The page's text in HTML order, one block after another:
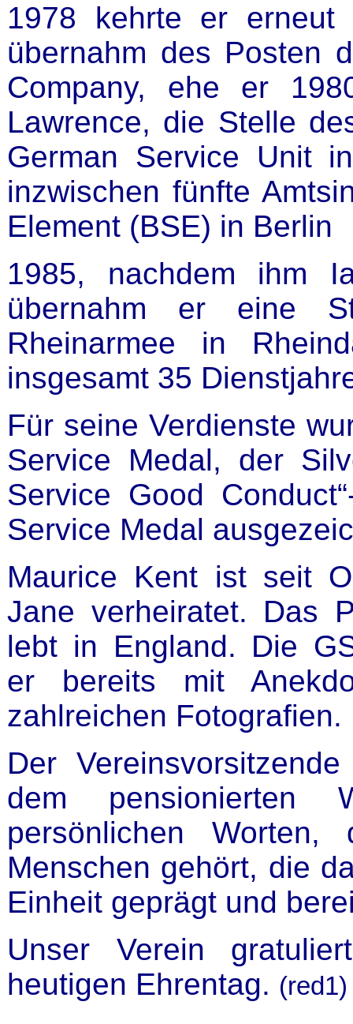
1978 kehrte er erneut
übernahm des Posten
Company, ehe er
Lawrence, die Stelle
German Service Unit
inzwischen fünfte
Element (BSE) in Berlin
1985, nachdem ihm
übernahm er eine
Rheinarmee in
insgesamt 35
Für seine Verdienste
Service Medal, der
Service Good
Service Medal
Maurice Kent ist seit
Jane verheiratet. Das
lebt in England. Die
er bereits mit
zahlreichen Fotografien.
Der
dem pensionierten
persönlichen
Menschen gehört, die
Einheit geprägt und
Unser Verein
heutigen Ehrentag. (red1)